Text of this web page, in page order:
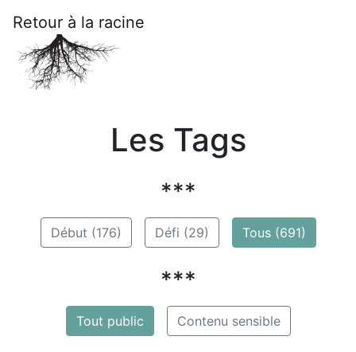
Retour à la racine
Les Tags
***
Début (176) Défi (29) Tous (691)
***
Tout public Contenu sensible